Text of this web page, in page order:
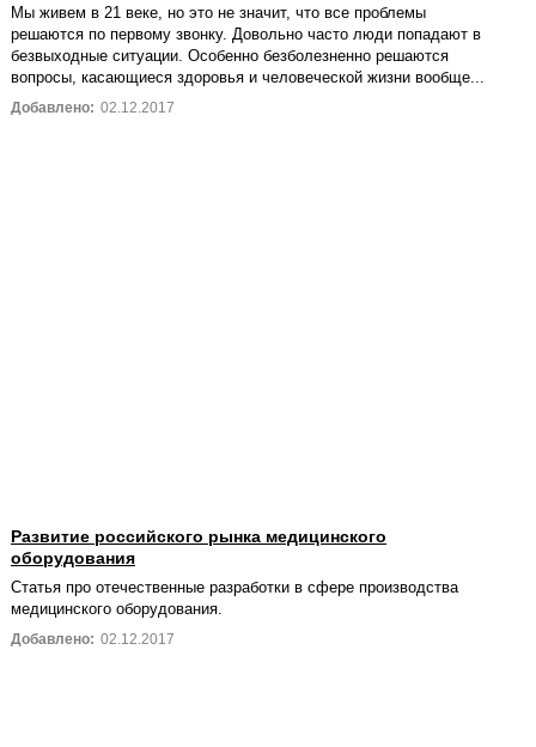
Мы живем в 21 веке, но это не значит, что все проблемы
решаются по первому звонку. Довольно часто люди попадают в
безвыходные ситуации. Особенно безболезненно решаются
вопросы, касающиеся здоровья и человеческой жизни вообще...
Добавлено: 02.12.2017
Развитие российского рынка медицинского
оборудования
Статья про отечественные разработки в сфере производства
медицинского оборудования.
Добавлено: 02.12.2017